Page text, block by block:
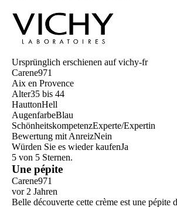
Ursprünglich erschienen auf vichy-fr
Carene971
Aix en Provence
Alter35 bis 44
HauttonHell
AugenfarbeBlau
SchönheitskompetenzExperte/Expertin
Bewertung mit AnreizNein
Würden Sie es wieder kaufenJa
5 von 5 Sternen.
Une pépite
Carene971
vor 2 Jahren
Belle découverte cette crème est une pépite